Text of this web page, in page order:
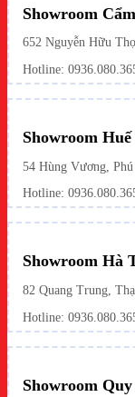
Showroom
652 Nguyễn Hữu
Hotline:
Showroom Huế
54 Hùng Vương,
Hotline:
Showroom Hà
82 Quang Trung,
Hotline:
Showroom